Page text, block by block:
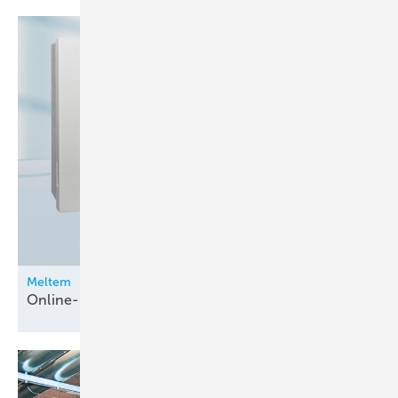
mit ihren Tochterunternehmen Nieder-, Mittel- und Hochdruck-
Radialventilatoren mit einer Aufnahmeleistung bis 600 kW,
an den Standorten Aichwald, Crailsheim und Eisenberg. International
präsent, darunter in Österreich und der Schweiz.
https://www.karl-klein.de/
Meltem
Online-Updates für